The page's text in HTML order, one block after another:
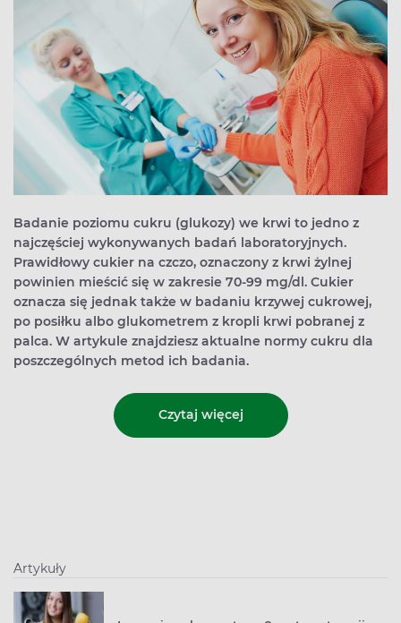
Badanie poziomu cukru (glukozy) we krwi to jedno z
najczęściej wykonywanych badań laboratoryjnych.
Prawidłowy cukier na czczo, oznaczony z krwi żylnej
powinien mieścić się w zakresie 70-99 mg/dl. Cukier
oznacza się jednak także w badaniu krzywej cukrowej,
po posiłku albo glukometrem z kropli krwi pobranej z
palca. W artykule znajdziesz aktualne normy cukru dla
poszczególnych metod ich badania.
Czytaj więcej
Artykuły